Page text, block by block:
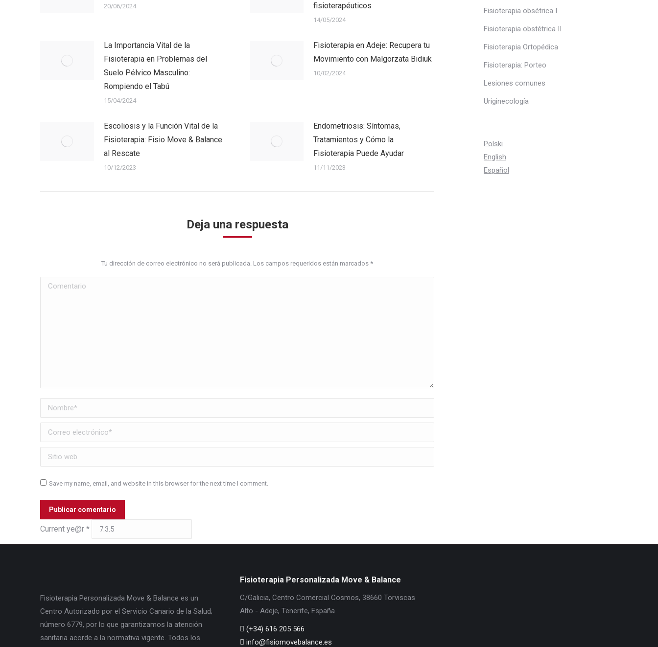
20/06/2024
fisioterapéuticos
14/05/2024
La Importancia Vital de la
Fisioterapia en Problemas del
Suelo Pélvico Masculino:
Rompiendo el Tabú
15/04/2024
Fisioterapia en Adeje: Recupera tu
Movimiento con Malgorzata Bidiuk
10/02/2024
Escoliosis y la Función Vital de la
Fisioterapia: Fisio Move & Balance
al Rescate
10/12/2023
Endometriosis: Síntomas,
Tratamientos y Cómo la
Fisioterapia Puede Ayudar
11/11/2023
Deja una respuesta
Tu dirección de correo electrónico no será publicada. Los campos requeridos están marcados *
Comentario
Nombre *
Correo electrónico *
Sitio web
Save my name, email, and website in this browser for the next time I comment.
Publicar comentario
Current ye@r *
Fisioterapia obsétrica I
Fisioterapia obstétrica II
Fisioterapia Ortopédica
Fisioterapia: Porteo
Lesiones comunes
Uriginecología
Polski
English
Español
Fisioterapia Personalizada Move & Balance es un
Centro Autorizado por el Servicio Canario de la Salud;
número 6779, por lo que garantizamos la atención
sanitaria acorde a la normativa vigente. Todos los
Fisioterapia Personalizada Move & Balance
C/Galicia, Centro Comercial Cosmos, 38660 Torviscas
Alto - Adeje, Tenerife, España
(+34) 616 205 566
info@fisiomovebalance.es